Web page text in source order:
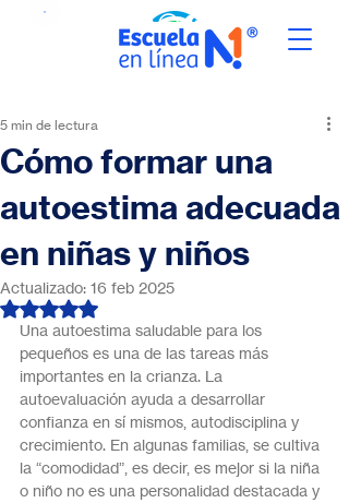
Cómo formar una
autoestima adecuada
en niñas y niños
5 min de lectura
Actualizado: 16 feb 2025
Obtuvo NaN de 5 estrellas.
Una autoestima saludable para los
pequeños es una de las tareas más
importantes en la crianza. La
autoevaluación ayuda a desarrollar
confianza en sí mismos, autodisciplina y
crecimiento. En algunas familias, se cultiva
la “comodidad”, es decir, es mejor si la niña
o niño no es una personalidad destacada y